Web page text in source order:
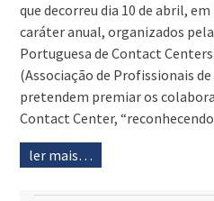
que decorreu dia 10 de abril,
caráter anual, organizados pela
Portuguesa de Contact
(Associação de Profissionais
pretendem premiar os
Contact Center,
ler mais…